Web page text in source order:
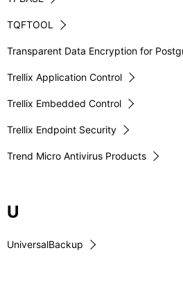
TQFTOOL
Transparent Data Encryption for
Trellix Application Control
Trellix Embedded Control
Trellix Endpoint Security
Trend Micro Antivirus Products
U
UniversalBackup